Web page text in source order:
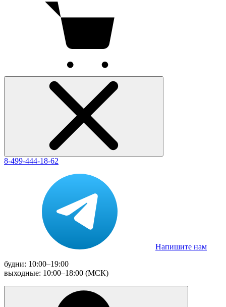
8-499-444-18-62
Напишите нам
будни: 10:00–19:00
выходные: 10:00–18:00 (МСК)